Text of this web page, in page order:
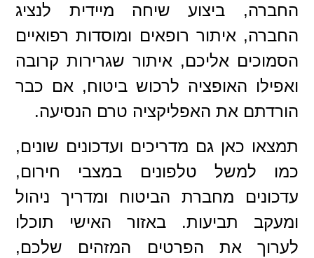
החברה, ביצוע שיחה מיידית לנציג
החברה, איתור רופאים ומוסדות רפואיים
הסמוכים אליכם, איתור שגרירות קרובה
ואפילו האופציה לרכוש ביטוח, אם כבר
הורדתם את האפליקציה טרם הנסיעה.
תמצאו כאן גם מדריכים ועדכונים שונים,
כמו למשל טלפונים במצבי חירום,
עדכונים מחברת הביטוח ומדריך ניהול
ומעקב תביעות. באזור האישי תוכלו
לערוך את הפרטים המזהים שלכם,